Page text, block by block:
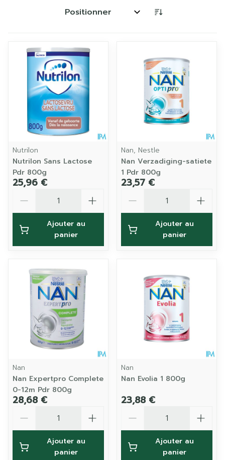
Trier par:
Nutrilon
Nutrilon Sans Lactose
Pdr 800g
25,96 €
Ajouter au
panier
Nan, Nestle
Nan Verzadiging-satiete
1 Pdr 800g
23,57 €
Ajouter au
panier
Nan
Nan Expertpro Complete
0-12m Pdr 800g
28,68 €
Ajouter au
panier
Nan
Nan Evolia 1 800g
23,88 €
Ajouter au
panier